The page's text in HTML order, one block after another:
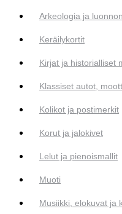
Arkeologia ja
Keräilykortit
Kirjat ja historialliset
Klassiset autot,
Kolikot ja postimerkit
Korut ja jalokivet
Lelut ja pienoismallit
Muoti
Musiikki, elokuvat ja